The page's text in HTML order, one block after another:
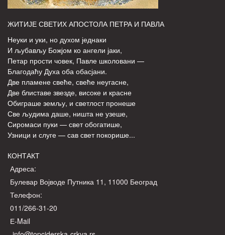
ЖИТИЈЕ СВЕТИХ АПОСТОЛА ПЕТРА И ПАВЛА
Неуки и уки, но духом једнаки
И љубављу Божјом ко ангели јаки,
Петар прости човек, Павле школовани —
Благодаћу Духа оба обасјани.
Две пламене свеће, свеће неугасне,
Две блиставе звезде, високе и красне
Обиграше земљу, и светлост пронеше
Све људима даше, ништа не узеше,
Сиромаси пуки — свет обогатише,
Узници и слуге — сав свет покорише...
КОНТАКТ
Адреса:
Булевар Војводе Путника 11, 11000 Београд
Телефон:
011/266-31-20
Е-Mail